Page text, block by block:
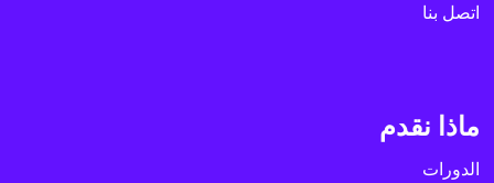
اتصل بنا
ماذا نقدم
الدورات